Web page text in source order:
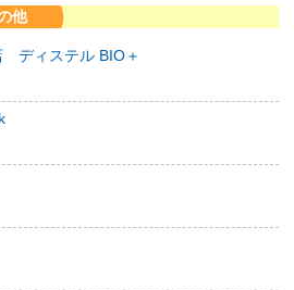
他
ディステル BIO＋